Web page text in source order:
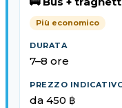
Più economico
7–8 ore
da 450 ฿